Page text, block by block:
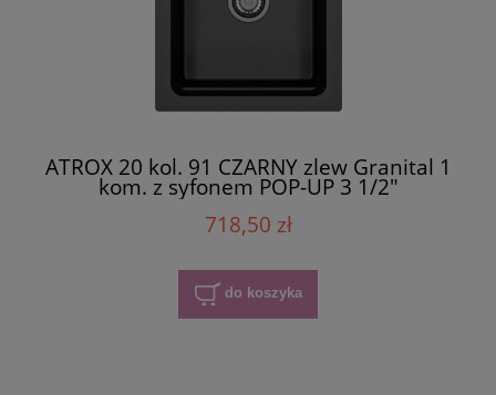
ATROX 20 kol. 91 CZARNY zlew Granital 1
kom. z syfonem POP-UP 3 1/2"
718,50 zł
do koszyka